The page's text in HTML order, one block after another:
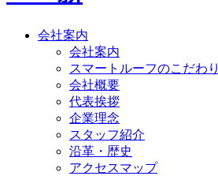
会社案内
会社案内
スマートルーフのこだわり
会社概要
代表挨拶
企業理念
スタッフ紹介
沿革・歴史
アクセスマップ